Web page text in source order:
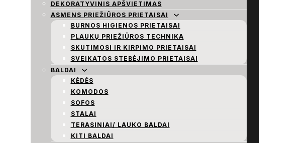
DEKORATYVINIS APŠVIETIMAS
ASMENS PRIEŽIŪROS PRIETAISAI
BURNOS HIGIENOS PRIETAISAI
PLAUKŲ PRIEŽIŪROS TECHNIKA
SKUTIMOSI IR KIRPIMO PRIETAISAI
SVEIKATOS STEBĖJIMO PRIETAISAI
BALDAI
KĖDĖS
KOMODOS
SOFOS
STALAI
TERASINIAI/ LAUKO BALDAI
KITI BALDAI